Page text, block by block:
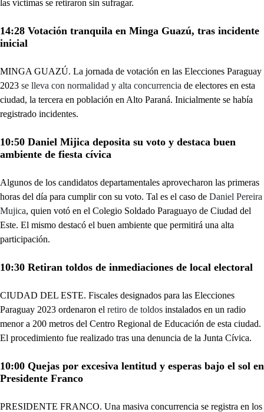
las víctimas se retiraron sin sufragar.
14:28 Votación tranquila en Minga Guazú, tras incidente
inicial
MINGA GUAZÚ. La jornada de votación en las Elecciones Paraguay
2023 se lleva con normalidad y alta concurrencia de electores en esta
ciudad, la tercera en población en Alto Paraná. Inicialmente se había
registrado incidentes.
10:50 Daniel Mijica deposita su voto y destaca buen
ambiente de fiesta cívica
Algunos de los candidatos departamentales aprovecharon las primeras
horas del día para cumplir con su voto. Tal es el caso de Daniel Pereira
Mujica, quien votó en el Colegio Soldado Paraguayo de Ciudad del
Este. El mismo destacó el buen ambiente que permitirá una alta
participación.
10:30 Retiran toldos de inmediaciones de local electoral
CIUDAD DEL ESTE. Fiscales designados para las Elecciones
Paraguay 2023 ordenaron el retiro de toldos instalados en un radio
menor a 200 metros del Centro Regional de Educación de esta ciudad.
El procedimiento fue realizado tras una denuncia de la Junta Cívica.
10:00 Quejas por excesiva lentitud y esperas bajo el sol en
Presidente Franco
PRESIDENTE FRANCO. Una masiva concurrencia se registra en los